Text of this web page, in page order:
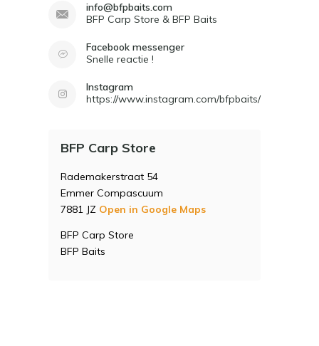
info@bfpbaits.com
BFP Carp Store & BFP Baits
Facebook messenger
Snelle reactie !
Instagram
https://www.instagram.com/bfpbaits/
BFP Carp Store
Rademakerstraat 54
Emmer Compascuum
7881 JZ Open in Google Maps
BFP Carp Store
BFP Baits